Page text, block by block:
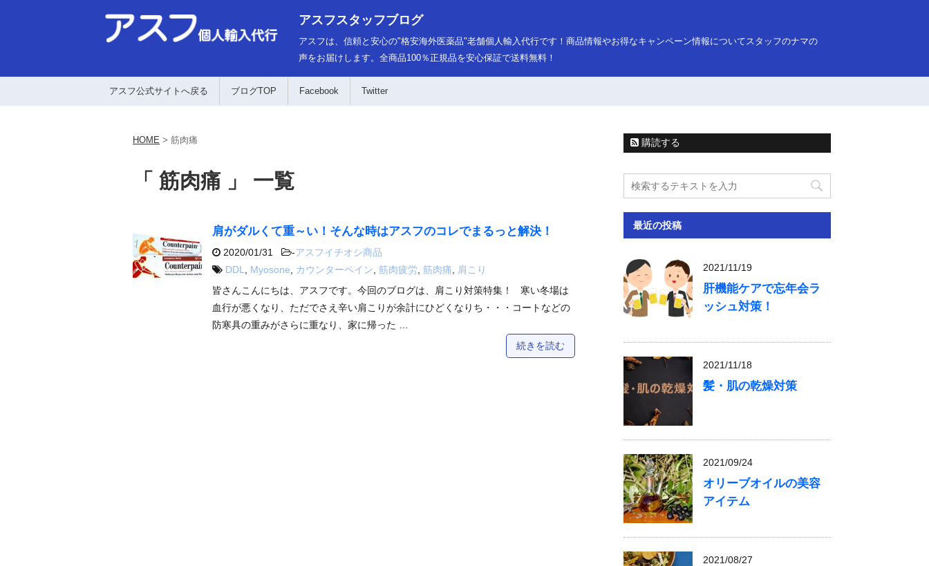
アスフスタッフブログ
アスフは、信頼と安心の"格安海外医薬品"老舗個人輸入代行です！商品情報やお得なキャンペーン情報についてスタッフのナマの
声をお届けします。全商品100％正規品を安心保証で送料無料！
アスフ公式サイトへ戻る ブログTOP Facebook Twitter
HOME > 筋肉痛
「 筋肉痛 」 一覧
肩がダルくて重～い！そんな時はアスフのコレでまるっと解決！
2020/01/31 -アスフイチオシ商品
DDL
Myosone カウンターペイン 筋肉疲労 筋肉痛
肩こり
皆さんこんにちは、アスフです。今回のブログは、肩こり対策特集！ 寒い冬場は
血行が悪くなり、ただでさえ辛い肩こりが余計にひどくなりち・・・コートなどの
防寒具の重みがさらに重なり、家に帰った …
続きを読む
購読する
最近の投稿
2021/11/19
肝機能ケアで忘年会ラ
ッシュ対策！
2021/11/18
髪・肌の乾燥対策
2021/09/24
オリーブオイルの美容
アイテム
2021/08/27